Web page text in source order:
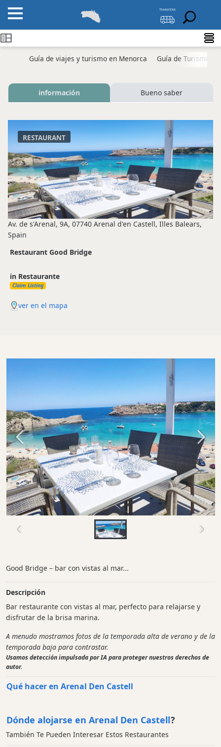
Guía de viajes y turismo en Menorca Guía de Turismo
información Bueno saber
RESTAURANT
Av. de s'Arenal, 9A, 07740 Arenal d'en Castell, Illes Balears,
Spain
Restaurant Good Bridge
in Restaurante
Claim Listing
ver en el mapa
Good Bridge – bar con vistas al mar...
Descripción
Bar restaurante con vistas al mar, perfecto para relajarse y
disfrutar de la brisa marina.
A menudo mostramos fotos de la temporada alta de verano y de la
temporada baja para contrastar.
Usamos detección impulsada por IA para proteger nuestros derechos de
autor.
Qué hacer en Arenal Den Castell
Dónde alojarse en Arenal Den Castell?
También Te Pueden Interesar Estos Restaurantes